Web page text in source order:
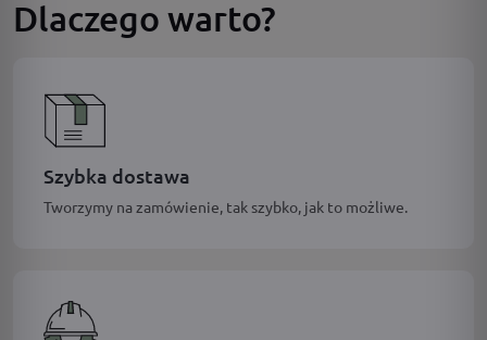
Dlaczego warto?
Szybka dostawa
Tworzymy na zamówienie, tak szybko, jak to możliwe.